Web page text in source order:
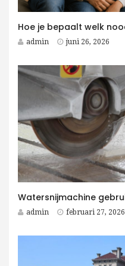
admin juni 26, 2026
admin februari 27, 2026